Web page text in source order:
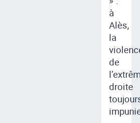
à
Alès,
la
de
droite